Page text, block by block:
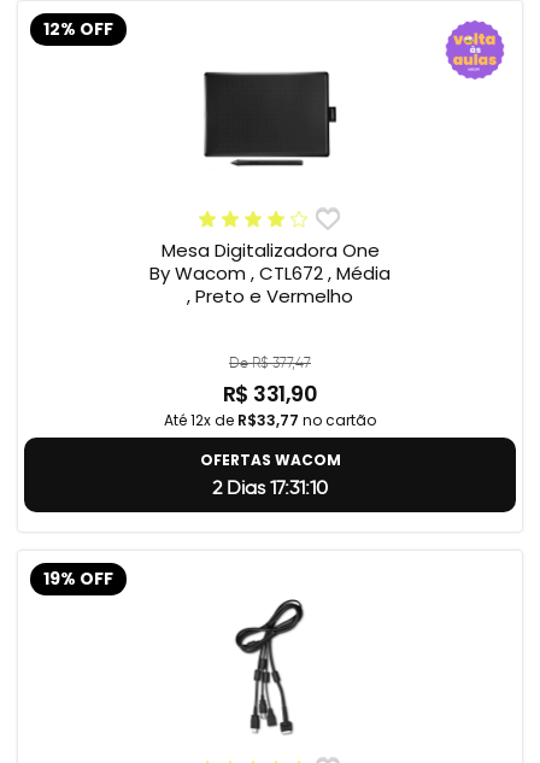
12% OFF
Mesa Digitalizadora One
By Wacom , CTL672 , Média
, Preto e Vermelho
De R$ 377,47
R$ 331,90
Até 12x de R$33,77 no cartão
OFERTAS WACOM
2 Dias 17:31:9
19% OFF